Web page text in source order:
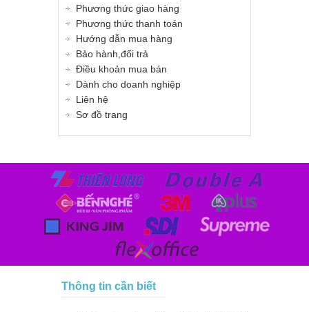
Phương thức giao hàng
Phương thức thanh toán
Hướng dẫn mua hàng
Bảo hành,đổi trả
Điều khoản mua bán
Dành cho doanh nghiệp
Liên hệ
Sơ đồ trang
Thông tin cần biết